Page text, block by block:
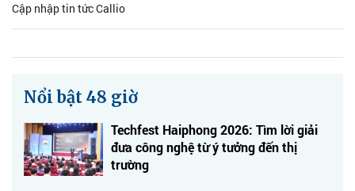
Cập nhập tin tức Callio
Nổi bật 48 giờ
Techfest Haiphong 2026: Tìm lời giải
đưa công nghệ từ ý tưởng đến thị
trường